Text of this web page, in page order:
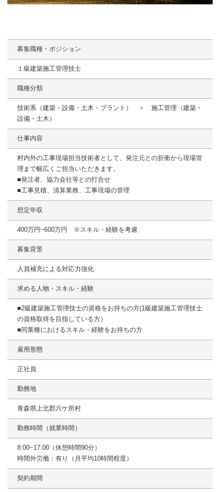
募集職種・ポジション
１級建築施工管理技士
職種分類
技術系（建築・設備・土木・プラント） ＞ 施工管理（建築・
設備・土木）
仕事内容
村内外の工事現場担当技術者として、発注元との折衝から現場管
理まで幅広くご担当いただきます。
■発注者、協力会社等との打合せ
■工事見積、清算業務、工事現場の管理
想定年収
400万円~600万円 ※スキル・経験を考慮
募集背景
人員補充による対応力強化
求める人物・スキル・経験
■2級建築施工管理技士の資格をお持ちの方(1級建築施工管理技士
の資格取得を目指している方）
■同業種におけるスキル・経験をお持ちの方
雇用形態
正社員
勤務地
青森県上北郡六ケ所村
勤務時間（就業時間）
8:00~17:00（休憩時間90分）
時間外労働：有り（月平均10時間程度）
契約期間